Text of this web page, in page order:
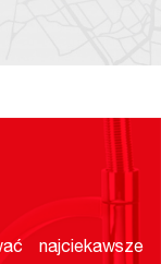
najciekawsze